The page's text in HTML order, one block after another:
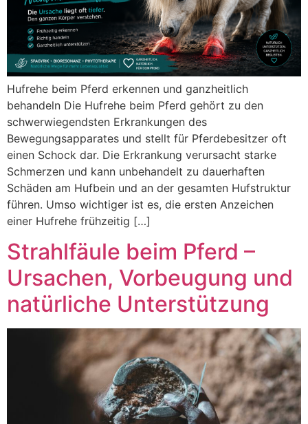
Hufrehe beim Pferd erkennen und ganzheitlich
behandeln Die Hufrehe beim Pferd gehört zu den
schwerwiegendsten Erkrankungen des
Bewegungsapparates und stellt für Pferdebesitzer oft
einen Schock dar. Die Erkrankung verursacht starke
Schmerzen und kann unbehandelt zu dauerhaften
Schäden am Hufbein und an der gesamten Hufstruktur
führen. Umso wichtiger ist es, die ersten Anzeichen
einer Hufrehe frühzeitig […]
Strahlfäule beim Pferd –
Ursachen, Vorbeugung und
natürliche Unterstützung